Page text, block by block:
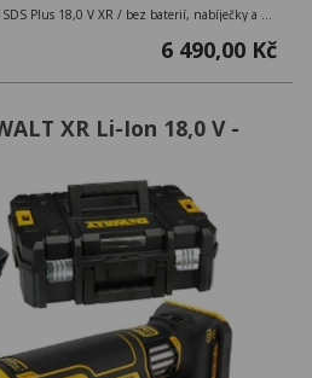
6 490,00 Kč
XR Li-Ion 18,0 V -